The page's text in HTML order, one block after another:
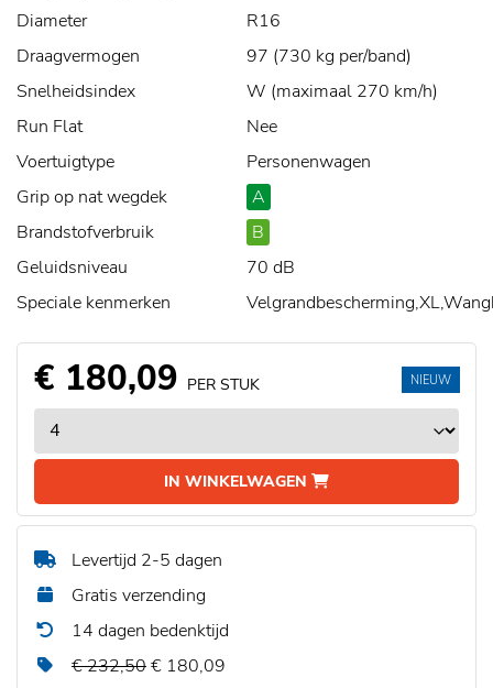
Diameter
R16
Draagvermogen
97 (730 kg per/band)
Snelheidsindex
W (maximaal 270 km/h)
Run Flat
Nee
Voertuigtype
Personenwagen
Grip op nat wegdek
A
Brandstofverbruik
B
Geluidsniveau
70 dB
Speciale kenmerken
€ 180,09 PER STUK
IN WINKELWAGEN
NIEUW
Levertijd 2-5 dagen
Gratis verzending
14 dagen bedenktijd
€ 232,50€ 180,09